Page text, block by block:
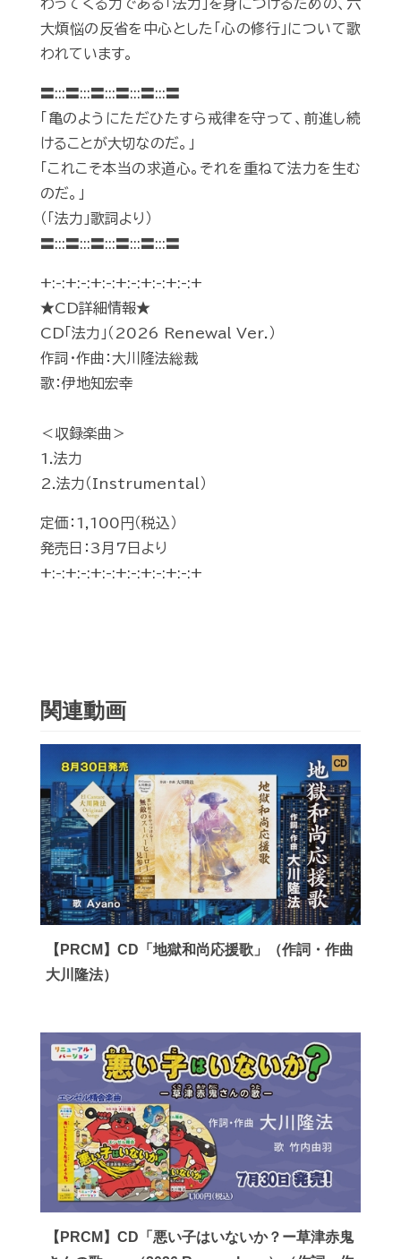
わってくる力である「法力」を身につけるための、六
大煩悩の反省を中心とした「心の修行」について歌
われています。
〓:::〓:::〓:::〓:::〓:::〓
「亀のようにただひたすら戒律を守って、前進し続
けることが大切なのだ。」
「これこそ本当の求道心。それを重ねて法力を生む
のだ。」
（「法力」歌詞より）
〓:::〓:::〓:::〓:::〓:::〓
+:-:+:-:+:-:+:-:+:-:+:-:+
★CD詳細情報★
CD「法力」（2026 Renewal Ver.）
作詞・作曲：大川隆法総裁
歌：伊地知宏幸
＜収録楽曲＞
1.法力
2.法力（Instrumental）
定価：1,100円（税込）
発売日：3月7日より
+:-:+:-:+:-:+:-:+:-:+:-:+
関連動画
【PRCM】CD「地獄和尚応援歌」（作詞・作曲
大川隆法）
【PRCM】CD「悪い子はいないか？ー草津赤鬼